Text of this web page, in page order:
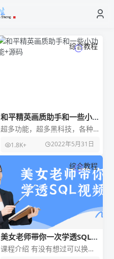
综合教程
和平精英画质助手和一些小功
能+源码
超多功能，超多黑科技，各种
攻略，引流必备。 功能简介：
给你设备最佳画质，你是不是
经常不知道自己设备
1.8K+ 2022年5月31日
综合教程
美女老师带你一次学透SQL视
频课程
课程介绍 有没有想过可以换一